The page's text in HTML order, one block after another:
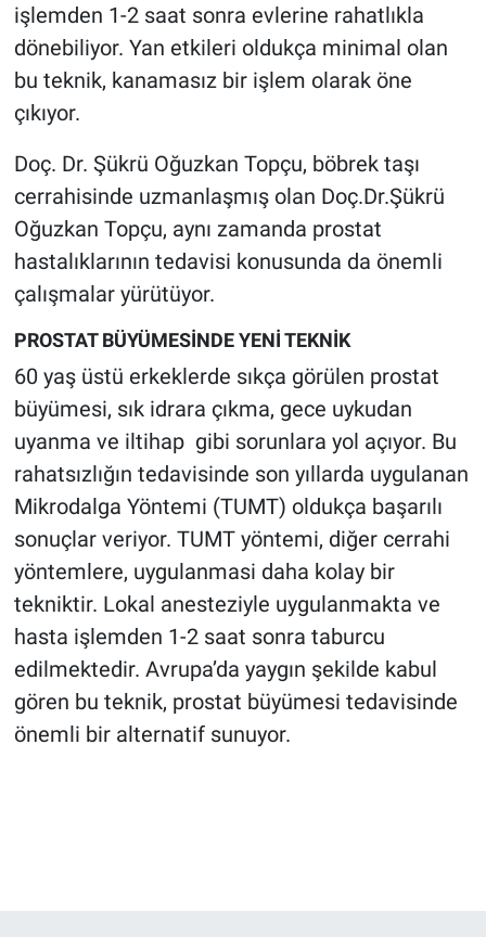
işlemden 1-2 saat sonra evlerine rahatlıkla
dönebiliyor. Yan etkileri oldukça minimal olan
bu teknik, kanamasız bir işlem olarak öne
çıkıyor.
Doç. Dr. Şükrü Oğuzkan Topçu, böbrek taşı
cerrahisinde uzmanlaşmış olan Doç.Dr.Şükrü
Oğuzkan Topçu, aynı zamanda prostat
hastalıklarının tedavisi konusunda da önemli
çalışmalar yürütüyor.
PROSTAT BÜYÜMESİNDE YENİ TEKNİK
60 yaş üstü erkeklerde sıkça görülen prostat
büyümesi, sık idrara çıkma, gece uykudan
uyanma ve iltihap gibi sorunlara yol açıyor. Bu
rahatsızlığın tedavisinde son yıllarda uygulanan
Mikrodalga Yöntemi (TUMT) oldukça başarılı
sonuçlar veriyor. TUMT yöntemi, diğer cerrahi
yöntemlere, uygulanmasi daha kolay bir
tekniktir. Lokal anesteziyle uygulanmakta ve
hasta işlemden 1-2 saat sonra taburcu
edilmektedir. Avrupa’da yaygın şekilde kabul
gören bu teknik, prostat büyümesi tedavisinde
önemli bir alternatif sunuyor.